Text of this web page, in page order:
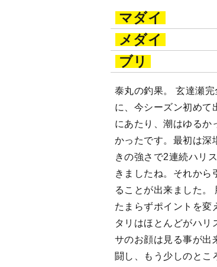
マダイ
メダイ
ブリ
泰丸の釣果。 玄達瀬
に、今シーズン初めて
にあたり、潮はゆるか
かったです。最初は深
きの強さで2連続ハリ
きましたね。それから
ることが出来ました。
たまらずポイントを変
タリはほとんどがハリ
サのお顔は見る事が出
闘し、もう少しのとこ